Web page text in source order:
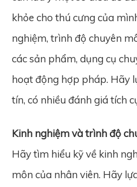
khỏe cho thú cưng của
nghiệm, trình độ chuyên
các sản phẩm, dụng cụ
hoạt động hợp pháp. Hãy
tín, có nhiều đánh giá tích
Kinh nghiệm và trình độ
Hãy tìm hiểu kỹ về kinh
môn của nhân viên. Hãy